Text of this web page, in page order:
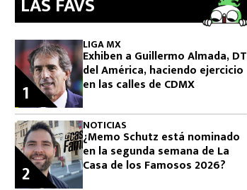
LIGA MX
Exhiben a Guillermo Almada, DT
del América, haciendo ejercicio
en las calles de CDMX
1
NOTICIAS
¿Memo Schutz está nominado
en la segunda semana de La
Casa de los Famosos 2026?
2